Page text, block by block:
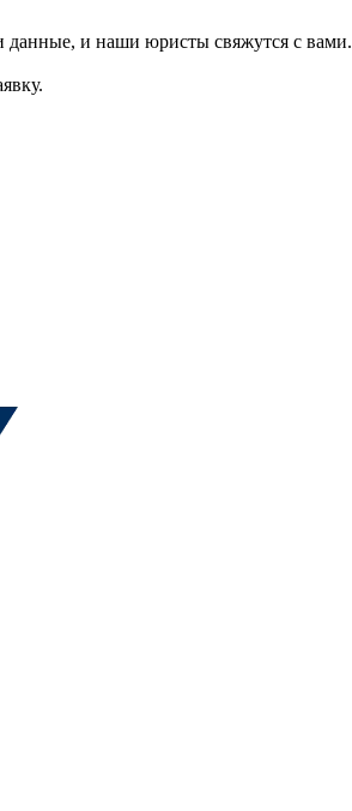
данные, и наши юристы свяжутся с вами.